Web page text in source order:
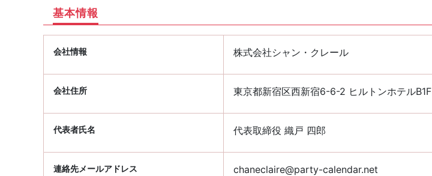
基本情報
会社情報 株式会社シャン・クレール
会社住所 東京都新宿区西新宿6-6-2 ヒルトンホテルB1F
代表者氏名 代表取締役 織戸 四郎
連絡先メールアドレス chaneclaire@party-calendar.net